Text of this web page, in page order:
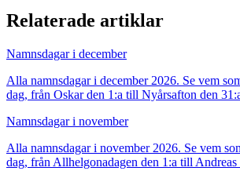
Relaterade artiklar
Namnsdagar i december
Alla namnsdagar i december 2026. Se vem
dag, från Oskar den 1:a till Nyårsafton den
Namnsdagar i november
Alla namnsdagar i november 2026. Se vem
dag, från Allhelgonadagen den 1:a till Andreas